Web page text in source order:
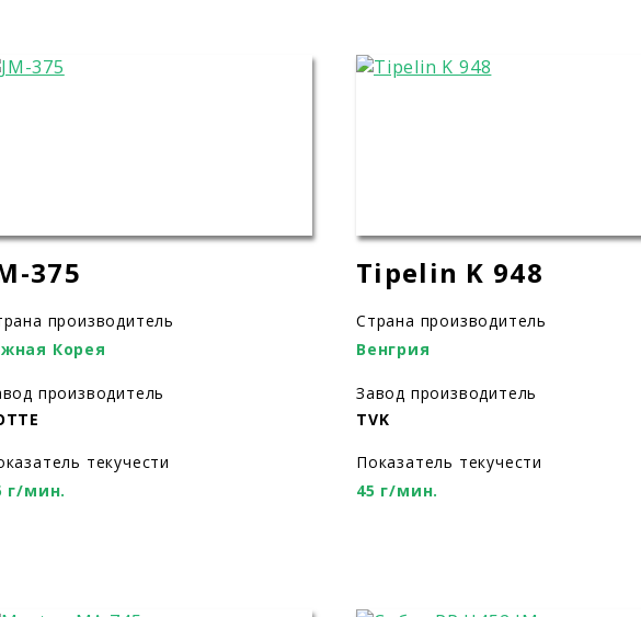
375
производитель
Корея
производитель
текучести
г/мин.
Tipelin K 948
Страна производитель
Венгрия
Завод производитель
TVK
Показатель текучести
45 г/мин.